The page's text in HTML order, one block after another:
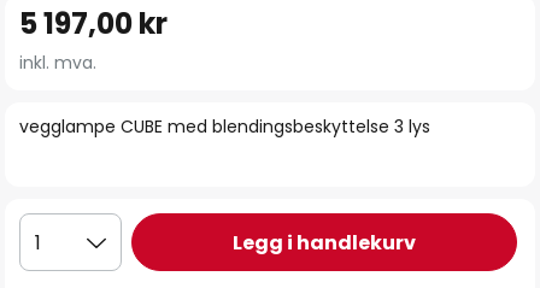
begynnelsen
bildegalleri
vegglampe CUBE med blendingsbeskyttelse 3 lys
5 197,00 kr
inkl. mva.
1 Legg i handlekurv